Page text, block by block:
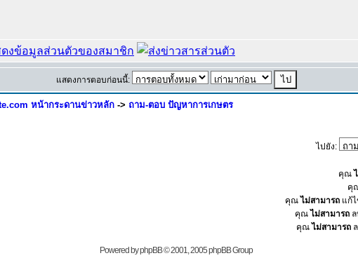
แสดงการตอบก่อนนี้:
หน้ากระดานข่าวหลัก -> ถาม-ตอบ ปัญหาการเกษตร
ไปยัง:
คุณ
คุ
คุณ ไม่สามารถ แก้
คุณ ไม่สามารถ
คุณ ไม่สามารถ
Powered byphpBB© 2001, 2005 phpBB Group